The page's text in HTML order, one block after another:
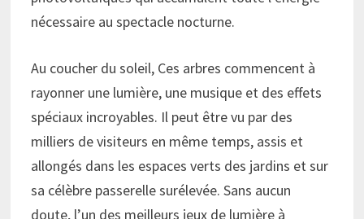
nécessaire au spectacle nocturne.
Au coucher du soleil, Ces arbres commencent à
rayonner une lumière, une musique et des effets
spéciaux incroyables. Il peut être vu par des
milliers de visiteurs en même temps, assis et
allongés dans les espaces verts des jardins et sur
sa célèbre passerelle surélevée. Sans aucun
doute, l’un des meilleurs jeux de lumière à